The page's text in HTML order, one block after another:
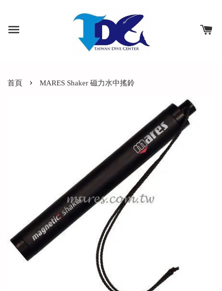
首頁 › MARES Shaker 磁力水中搖鈴